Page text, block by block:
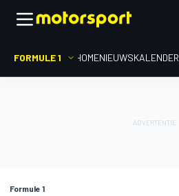
FORMULE 1 HOMENIEUWSKALENDER
Formule 1